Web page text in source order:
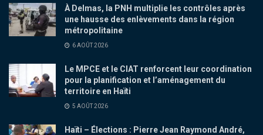
À Delmas, la PNH multiplie les contrôles après
une hausse des enlèvements dans la région
métropolitaine
6 AOÛT 2026
Le MPCE et le CIAT renforcent leur coordination
pour la planification et l’aménagement du
territoire en Haïti
5 AOÛT 2026
Haïti – Élections : Pierre Jean Raymond André,